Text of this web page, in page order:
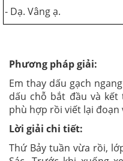
- Dạ. Vâng ạ.
Phương pháp giải:
Em thay dấu gạch
dấu chỗ bắt đầu và
phù hợp rồi viết lại đoạn
Lời giải chi tiết:
Thứ Bảy tuần vừa rồi,